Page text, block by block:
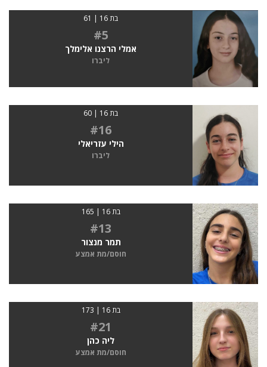
בת 16 | 61
#5
אמלי הרצנו אלימלך
ליברו
בת 16 | 60
#16
הילי עזריאלי
ליברו
בת 16 | 165
#13
תמר מנצור
חוסם/מת אמצע
בת 16 | 173
#21
ליה כהן
חוסם/מת אמצע